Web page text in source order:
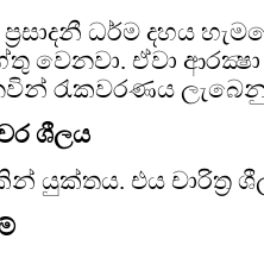
ධර්ම දහය
වෙනවා. ඒවා
රැකවරණය
ශීලය
යුක්තය. එය චාරිත්‍ර